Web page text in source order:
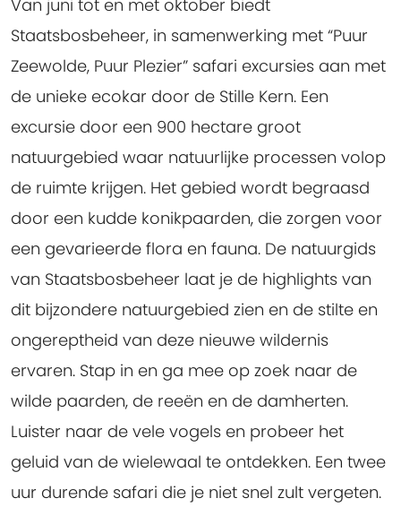
Van juni tot en met oktober biedt
Staatsbosbeheer, in samenwerking met “Puur
Zeewolde, Puur Plezier” safari excursies aan met
de unieke ecokar door de Stille Kern. Een
excursie door een 900 hectare groot
natuurgebied waar natuurlijke processen volop
de ruimte krijgen. Het gebied wordt begraasd
door een kudde konikpaarden, die zorgen voor
een gevarieerde flora en fauna. De natuurgids
van Staatsbosbeheer laat je de highlights van
dit bijzondere natuurgebied zien en de stilte en
ongereptheid van deze nieuwe wildernis
ervaren. Stap in en ga mee op zoek naar de
wilde paarden, de reeën en de damherten.
Luister naar de vele vogels en probeer het
geluid van de wielewaal te ontdekken. Een twee
uur durende safari die je niet snel zult vergeten.